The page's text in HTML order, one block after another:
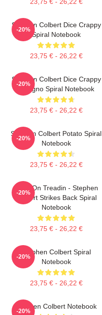
Stephen Colbert Dice Crappy
Spiral Notebook
23,75 € - 26,22 €
-20%
Stephen Colbert Dice Crappy
Disegno Spiral Notebook
23,75 € - 26,22 €
-20%
Stephen Colbert Potato Spiral
Notebook
23,75 € - 26,22 €
-20%
Keep On Treadin - Stephen
Colbert Strikes Back Spiral
Notebook
23,75 € - 26,22 €
-20%
Stephen Colbert Spiral
Notebook
23,75 € - 26,22 €
-20%
Stephen Colbert Notebook
-20%